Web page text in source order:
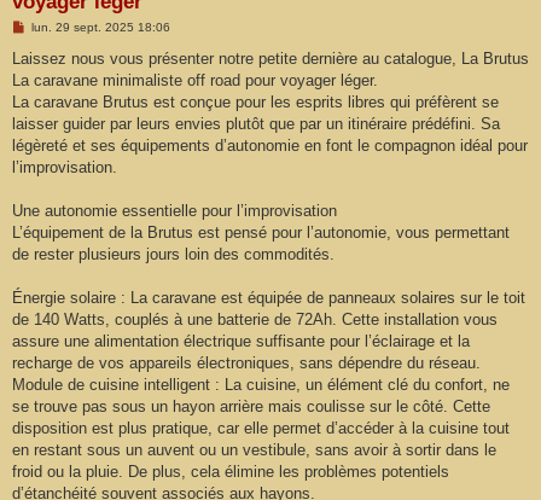
M
s
a
g
lun. 29 sept. 2025 18:06
Laissez nous vous présenter notre petite dernière au catalogue, La Brutus
La caravane minimaliste off road pour voyager léger.
La caravane Brutus est conçue pour les esprits libres qui préfèrent se
laisser guider par leurs envies plutôt que par un itinéraire prédéfini. Sa
légèreté et ses équipements d’autonomie en font le compagnon idéal pour
l’improvisation.
Une autonomie essentielle pour l’improvisation
L’équipement de la Brutus est pensé pour l’autonomie, vous permettant
de rester plusieurs jours loin des commodités.
Énergie solaire : La caravane est équipée de panneaux solaires sur le toit
de 140 Watts, couplés à une batterie de 72Ah. Cette installation vous
assure une alimentation électrique suffisante pour l’éclairage et la
recharge de vos appareils électroniques, sans dépendre du réseau.
Module de cuisine intelligent : La cuisine, un élément clé du confort, ne
se trouve pas sous un hayon arrière mais coulisse sur le côté. Cette
disposition est plus pratique, car elle permet d’accéder à la cuisine tout
en restant sous un auvent ou un vestibule, sans avoir à sortir dans le
froid ou la pluie. De plus, cela élimine les problèmes potentiels
d’étanchéité souvent associés aux hayons.